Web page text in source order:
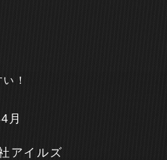
！
月
アイルズ